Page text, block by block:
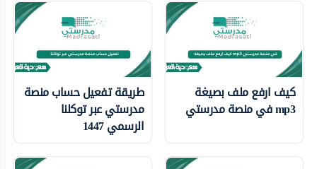
كيف ارفع ملف بصيغة
mp3 في منصة مدرستي
طريقة تفعيل حساب منصة
مدرستي عبر توكلنا
الرسمي 1447